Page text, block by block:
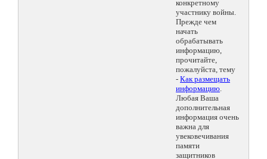
конкретному
участнику войны.
Прежде чем
начать
обрабатывать
информацию,
прочитайте,
пожалуйста, тему
- Как размещать
информацию.
Любая Ваша
дополнительная
информация очень
важна для
увековечивания
памяти
защитников